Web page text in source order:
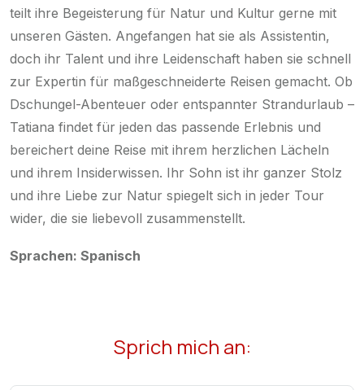
teilt ihre Begeisterung für Natur und Kultur gerne mit
unseren Gästen. Angefangen hat sie als Assistentin,
doch ihr Talent und ihre Leidenschaft haben sie schnell
zur Expertin für maßgeschneiderte Reisen gemacht. Ob
Dschungel-Abenteuer oder entspannter Strandurlaub –
Tatiana findet für jeden das passende Erlebnis und
bereichert deine Reise mit ihrem herzlichen Lächeln
und ihrem Insiderwissen. Ihr Sohn ist ihr ganzer Stolz
und ihre Liebe zur Natur spiegelt sich in jeder Tour
wider, die sie liebevoll zusammenstellt.
Sprachen: Spanisch
Sprich mich an: